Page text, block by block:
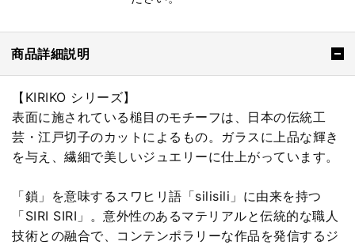
商品詳細説明
【KIRIKO シリーズ】
表面に施されている槌目のモチーフは、日本の伝統工
芸・江戸切子のカットによるもの。ガラスに上品な輝き
を与え、繊細で美しいジュエリーに仕上がっています。
「鎖」を意味するスワヒリ語「silisili」に由来を持つ
「SIRI SIRI」。意外性のあるマテリアルと伝統的な職人
技術との融合で、コンテンポラリーな作品を発信するジ